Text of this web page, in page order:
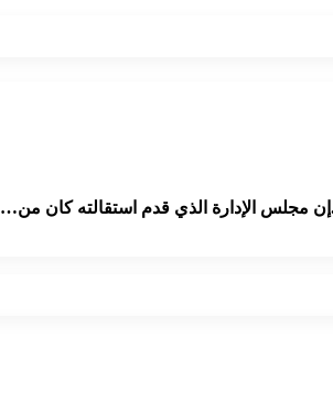
مجلس الإدارة الذي قدم استقالته كان من…